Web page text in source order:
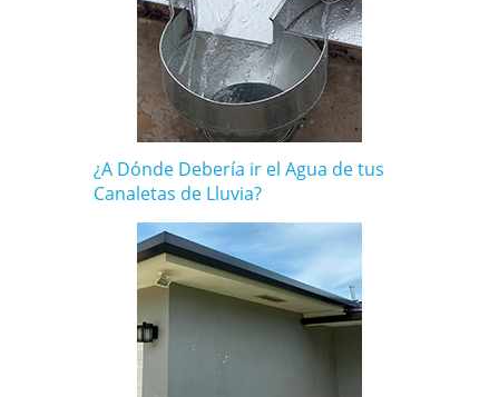
¿A Dónde Debería ir el Agua de tus
Canaletas de Lluvia?